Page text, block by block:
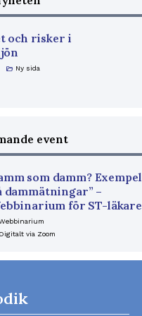
och risker i
folder_open Ny sida
event
som damm? Exempel
dammätningar” –
för ST-läkare
Digitalt via Zoom